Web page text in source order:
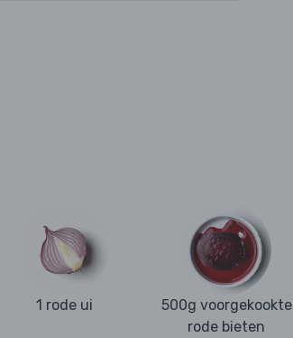
1 rode ui
500g voorgekookte
rode bieten